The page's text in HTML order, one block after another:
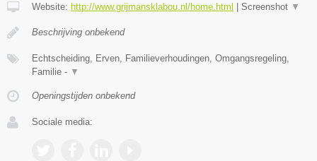
Website: http://www.grijmansklabou.nl/home.html Screenshot ▼
Beschrijving onbekend
Echtscheiding, Erven, Familieverhoudingen, Omgangsregeling,
Familie - ▼
Openingstijden onbekend
Sociale media: